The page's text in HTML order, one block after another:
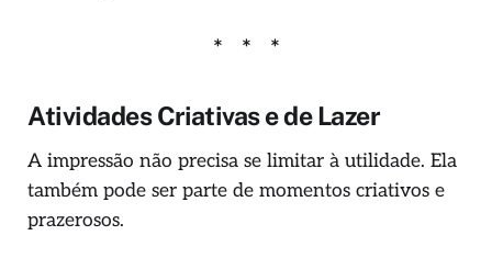
Atividades Criativas e de Lazer
A impressão não precisa se limitar à utilidade. Ela
também pode ser parte de momentos criativos e
prazerosos.